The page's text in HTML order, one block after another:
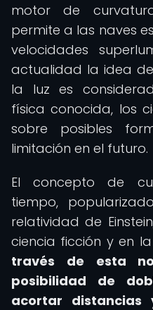
motor de
permite a las naves
velocidades
actualidad la idea
la luz es
física conocida, los
sobre posibles
limitación en el futuro.
El concepto de
tiempo,
relatividad de
ciencia ficción y en
través de esta
posibilidad de
acortar